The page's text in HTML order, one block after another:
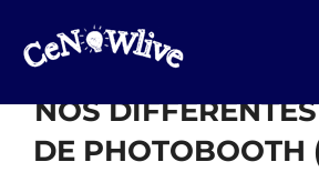
NOS
DE PHOTOBOOTH